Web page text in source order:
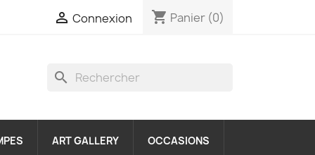
 Connexion shopping_cart Panier (0)
search
ART GALLERY OCCASIONS